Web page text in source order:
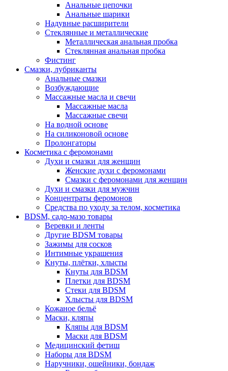
Анальные цепочки
Анальные шарики
Надувные расширители
Стеклянные и металлические
Металлическая анальная пробка
Стеклянная анальная пробка
Фистинг
Смазки, лубриканты
Анальные смазки
Возбуждающие
Массажные масла и свечи
Массажные масла
Массажные свечи
На водной основе
На силиконовой основе
Пролонгаторы
Косметика с феромонами
Духи и смазки для женщин
Женские духи с феромонами
Смазки с феромонами для женщин
Духи и смазки для мужчин
Концентраты феромонов
Средства по уходу за телом, косметика
BDSM, садо-мазо товары
Веревки и ленты
Другие BDSM товары
Зажимы для сосков
Интимные украшения
Кнуты, плётки, хлысты
Кнуты для BDSM
Плетки для BDSM
Стеки для BDSM
Хлысты для BDSM
Кожаное бельё
Маски, кляпы
Кляпы для BDSM
Маски для BDSM
Медицинский фетиш
Наборы для BDSM
Наручники, ошейники, бондаж